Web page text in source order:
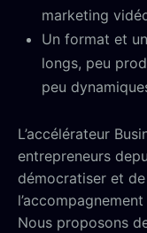
marketing
Un format et
longs, peu
peu
L’accélérateur
entrepreneurs
démocratiser et
Nous proposons